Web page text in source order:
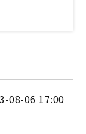
08-06 17:00